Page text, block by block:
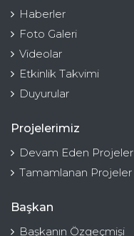
Haberler
Foto Galeri
Videolar
Etkinlik Takvimi
Duyurular
Projelerimiz
Devam Eden Projeler
Tamamlanan Projeler
Başkan
Başkanın Özgeçmişi